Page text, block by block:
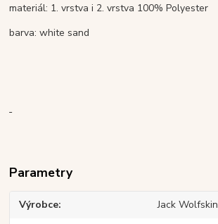
materiál: 1. vrstva i 2. vrstva 100% Polyester
barva: white sand
Parametry
Výrobce Jack Wolfskin